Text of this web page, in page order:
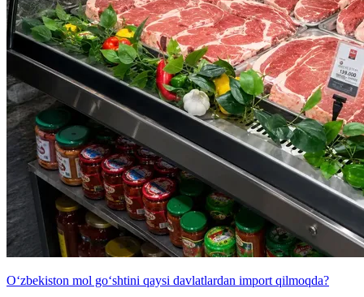
O‘zbekiston mol go‘shtini qaysi davlatlardan import qilmoqda?